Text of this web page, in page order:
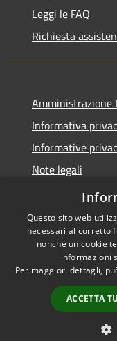
Leggi le FAQ
Richiesta
Amministrazione
Informativa
Informative
Note legali
Dichiarazione di
Accessibilità
Questo sito web
necessari al corretto
nonché un cookie
informazioni
Per maggiori dettagli,
ACCETTA